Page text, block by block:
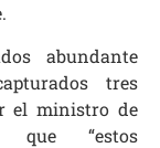
abundante
tres
el ministro de
que “estos